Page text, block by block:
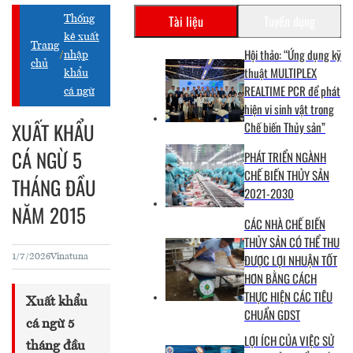
Trang
chủ
/
Thống
kê xuất
nhập
khẩu
cá ngừ
XUẤT KHẨU
CÁ NGỪ 5
THÁNG ĐẦU
NĂM 2015
1/7/2026Vinatuna
Xuất khẩu
cá ngừ 5
tháng đầu
Tài liệu
Hội thảo: “Ứng dụng kỹ
thuật MULTIPLEX
REALTIME PCR để phát
hiện vi sinh vật trong
Chế biến Thủy sản”
PHÁT TRIỂN NGÀNH
CHẾ BIẾN THỦY SẢN
2021-2030
CÁC NHÀ CHẾ BIẾN
THỦY SẢN CÓ THỂ THU
ĐƯỢC LỢI NHUẬN TỐT
HƠN BẰNG CÁCH
THỰC HIỆN CÁC TIÊU
CHUẨN GDST
LỢI ÍCH CỦA VIỆC SỬ